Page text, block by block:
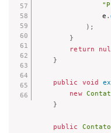
				e
.
) ;
}
return
}
public void
new
}
public Contato